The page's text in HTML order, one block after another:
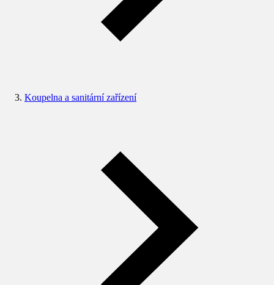
Koupelna a sanitární zařízení